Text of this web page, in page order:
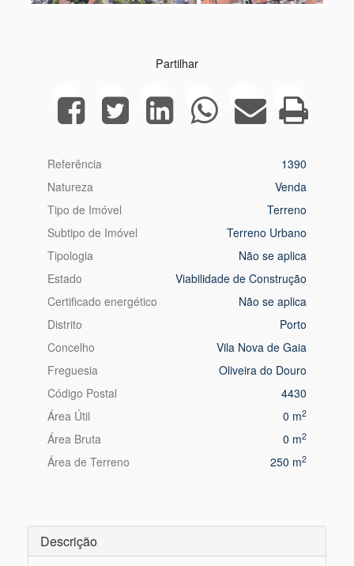
Next
Partilhar
Referência
1390
Natureza
Venda
Tipo de Imóvel
Terreno
Subtipo de Imóvel
Terreno Urbano
Tipologia
Não se aplica
Estado
Viabilidade de Construção
Certificado energético
Não se aplica
Distrito
Porto
Concelho
Vila Nova de Gaia
Freguesia
Oliveira do Douro
Código Postal
4430
Área Útil
0 m2
Área Bruta 0 m2
Área de Terreno 250 m2
Descrição